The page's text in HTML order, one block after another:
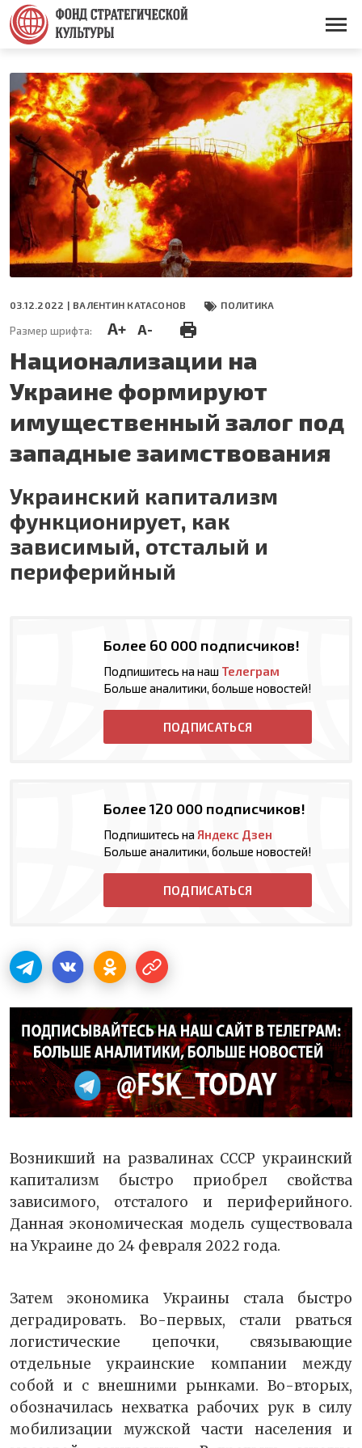
Перейти
основному
содержанию
Основная
03.12.2022 | ВАЛЕНТИН КАТАСОНОВ ПОЛИТИКА
Размер шрифта: A+ A-
Национализации на
Украине формируют
имущественный залог под
западные заимствования
Украинский капитализм
функционирует, как
зависимый, отсталый и
периферийный
Более 60 000 подписчиков!
Подпишитесь на наш Телеграм
Больше аналитики, больше новостей!
ПОДПИСАТЬСЯ
Более 120 000 подписчиков!
Подпишитесь на Яндекс Дзен
Больше аналитики, больше новостей!
ПОДПИСАТЬСЯ
Возникший на развалинах СССР украинский
капитализм быстро приобрел свойства
зависимого, отсталого и периферийного.
Данная экономическая модель существовала
на Украине до 24 февраля 2022 года.
Затем экономика Украины стала быстро
деградировать. Во-первых, стали рваться
логистические цепочки, связывающие
отдельные украинские компании между
собой и с внешними рынками. Во-вторых,
обозначилась нехватка рабочих рук в силу
мобилизации мужской части населения и